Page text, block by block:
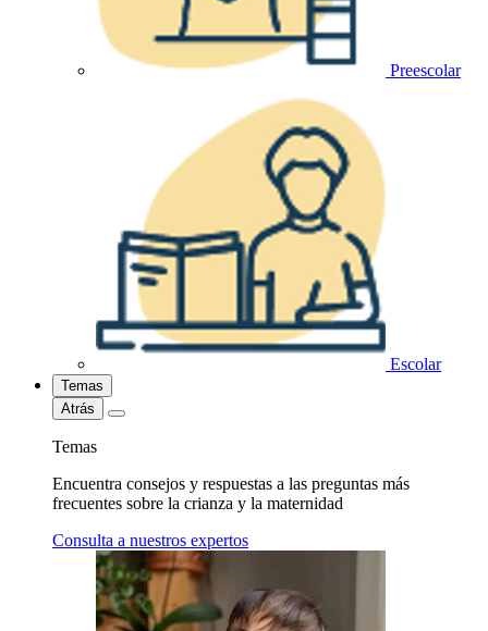
Preescolar
Escolar
Temas
Atrás
Temas
Encuentra consejos y respuestas a las preguntas más
frecuentes sobre la crianza y la maternidad
Consulta a nuestros expertos